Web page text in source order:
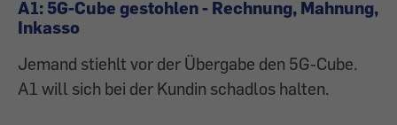
A1: 5G-Cube gestohlen - Rechnung, Mahnung,
Inkasso
Jemand stiehlt vor der Übergabe den 5G-Cube.
A1 will sich bei der Kundin schadlos halten.